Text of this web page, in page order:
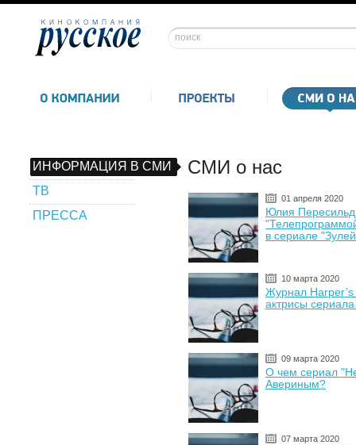
ИНФОРМАЦИЯ В СМИ
ТВ
ПРЕССА
СМИ о нас
01 апреля 2020
Юлия
в сериале
10 марта 2020
Журнал Harper’s
актрисы
09 марта 2020
О чем сериал
Авериным?
07 марта 2020